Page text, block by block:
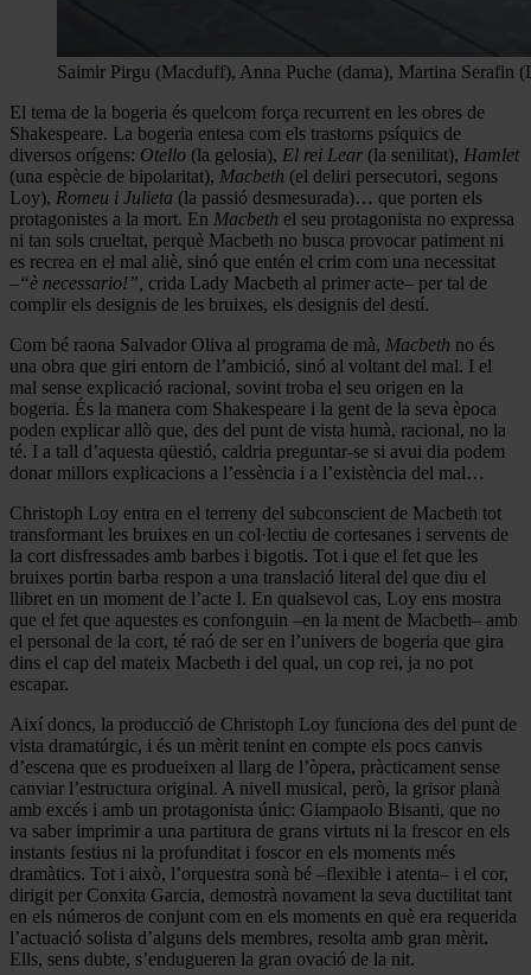
Saimir Pirgu (Macduff), Anna Puche (dama), Martina
El tema de la bogeria és quelcom força recurrent en les obres de
Shakespeare. La bogeria entesa com els trastorns psíquics de
diversos orígens: Otello (la gelosia), El rei Lear (la senilitat), Hamlet
(una espècie de bipolaritat), Macbeth (el deliri persecutori, segons
Loy), Romeu i Julieta (la passió desmesurada)… que porten els
protagonistes a la mort. En Macbeth el seu protagonista no expressa
ni tan sols crueltat, perquè Macbeth no busca provocar patiment ni
es recrea en el mal aliè, sinó que entén el crim com una necessitat
–“è necessario!”, crida Lady Macbeth al primer acte– per tal de
complir els designis de les bruixes, els designis del destí.
Com bé raona Salvador Oliva al programa de mà, Macbeth no és
una obra que giri entorn de l’ambició, sinó al voltant del mal. I el
mal sense explicació racional, sovint troba el seu origen en la
bogeria. És la manera com Shakespeare i la gent de la seva època
poden explicar allò que, des del punt de vista humà, racional, no la
té. I a tall d’aquesta qüestió, caldria preguntar-se si avui dia podem
donar millors explicacions a l’essència i a l’existència del mal…
Christoph Loy entra en el terreny del subconscient de Macbeth tot
transformant les bruixes en un col·lectiu de cortesanes i servents de
la cort disfressades amb barbes i bigotis. Tot i que el fet que les
bruixes portin barba respon a una translació literal del que diu el
llibret en un moment de l’acte I. En qualsevol cas, Loy ens mostra
que el fet que aquestes es confonguin –en la ment de Macbeth– amb
el personal de la cort, té raó de ser en l’univers de bogeria que gira
dins el cap del mateix Macbeth i del qual, un cop rei, ja no pot
escapar.
Així doncs, la producció de Christoph Loy funciona des del punt de
vista dramatúrgic, i és un mèrit tenint en compte els pocs canvis
d’escena que es produeixen al llarg de l’òpera, pràcticament sense
canviar l’estructura original. A nivell musical, però, la grisor planà
amb excés i amb un protagonista únic: Giampaolo Bisanti, que no
va saber imprimir a una partitura de grans virtuts ni la frescor en els
instants festius ni la profunditat i foscor en els moments més
dramàtics. Tot i això, l’orquestra sonà bé –flexible i atenta– i el cor,
dirigit per Conxita Garcia, demostrà novament la seva ductilitat tant
en els números de conjunt com en els moments en què era requerida
l’actuació solista d’alguns dels membres, resolta amb gran mèrit.
Ells, sens dubte, s’endugueren la gran ovació de la nit.